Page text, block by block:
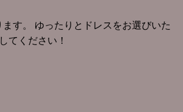
す。 ゆったりとドレスをお選びいた
てください！